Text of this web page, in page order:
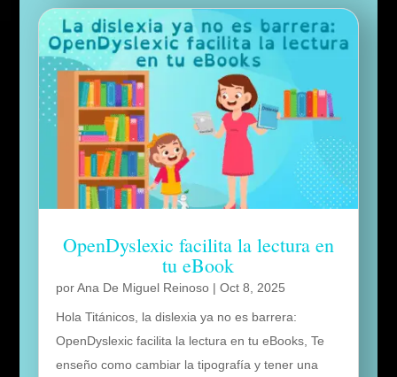
OpenDyslexic facilita la lectura en
tu eBook
porAna De Miguel Reinoso| Oct 8, 2025
Hola Titánicos, la dislexia ya no es barrera:
OpenDyslexic facilita la lectura en tu eBooks, Te
enseño como cambiar la tipografía y tener una